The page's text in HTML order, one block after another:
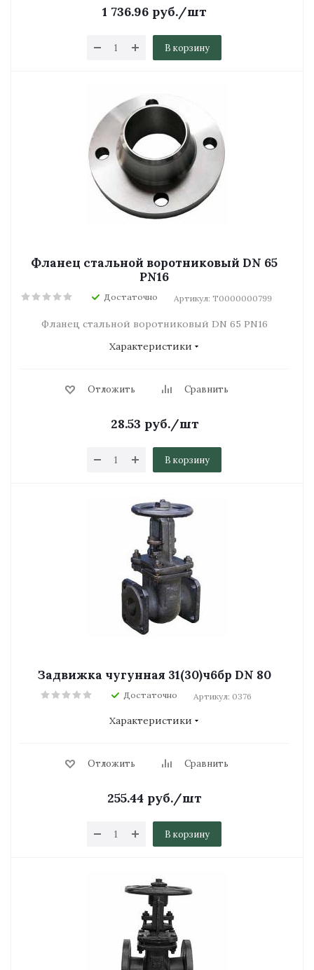
1 736.96 руб./шт
В корзину
Фланец стальной воротниковый DN 65
PN16
Достаточно Артикул: Т0000000799
Фланец стальной воротниковый DN 65 PN16
Характеристики
Отложить Сравнить
28.53 руб./шт
В корзину
Задвижка чугунная 31(30)ч6бр DN 80
Достаточно Артикул: 0376
Характеристики
Отложить Сравнить
255.44 руб./шт
В корзину